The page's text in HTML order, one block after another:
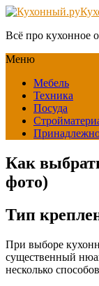
Всё про кухонное
Меню
Мебель
Техника
Посуда
Как
фото)
Тип
При выборе
существенный
несколько